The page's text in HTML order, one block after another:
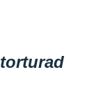
torturad